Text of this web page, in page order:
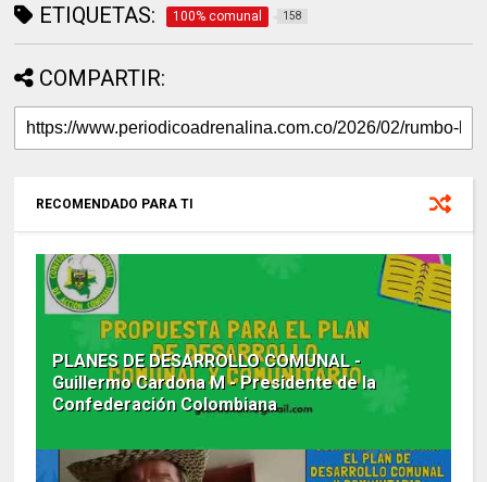
ETIQUETAS: 100% comunal 158
COMPARTIR:
RECOMENDADO PARA TI
PLANES DE DESARROLLO COMUNAL -
Guillermo Cardona M - Presidente de la
Confederación Colombiana